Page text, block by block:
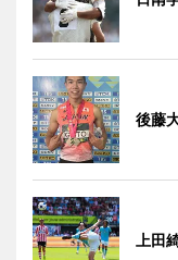
後藤
上